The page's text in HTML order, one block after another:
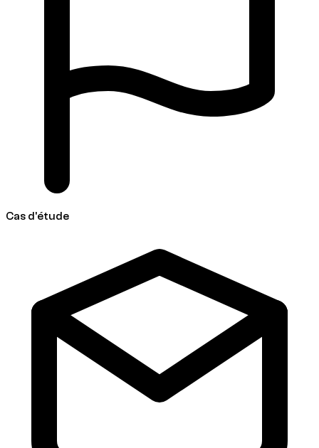
Cas d'étude